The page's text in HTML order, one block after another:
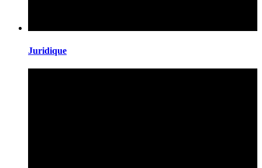
Juridique